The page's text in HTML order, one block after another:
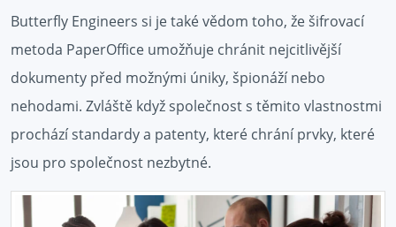
Butterfly Engineers si je také vědom toho, že šifrovací
metoda PaperOffice umožňuje chránit nejcitlivější
dokumenty před možnými úniky, špionáží nebo
nehodami. Zvláště když společnost s těmito vlastnostmi
prochází standardy a patenty, které chrání prvky, které
jsou pro společnost nezbytné.